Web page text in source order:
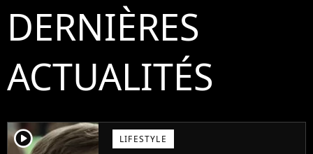
DERNIÈRES
ACTUALITÉS
player2 LIFESTYLE